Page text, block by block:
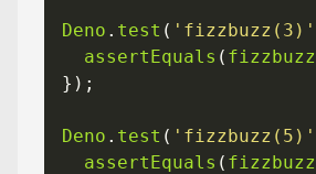
Deno . test ( 'fizzbuzz(3)'
assertEquals ( fizzbuzz
Deno . test ( 'fizzbuzz(5)'
assertEquals ( fizzbuzz